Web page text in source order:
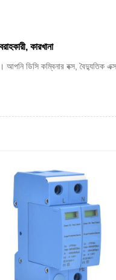
কারখানা
ডিসি কম্বিনার বক্স, বৈদ্যুতিক